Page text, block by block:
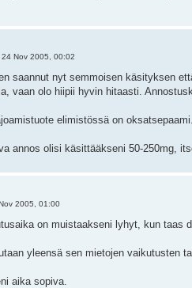
24 Nov 2005, 00:02
saannut nyt semmoisen käsityksen
vaan olo hiipii hyvin hitaasti.
elimistössä on oksatsepaami.
annos olisi käsittääkseni 50-250mg,
2005, 01:00
on muistaakseni lyhyt, kun taas
yleensä sen mietojen vaikutusten
aika sopiva.